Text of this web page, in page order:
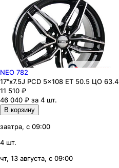
NEO 782
17"x7.5J PCD 5x108 ЕТ 50.5 ЦО 63.4
11 510 ₽
46 040 ₽ за 4 шт.
В корзину
завтра, с 09:00
4 шт.
чт, 13 августа, с 09:00